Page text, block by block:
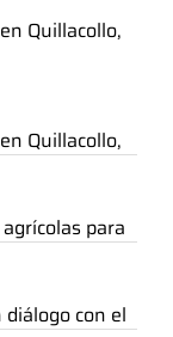
Quillacollo,
Quillacollo,
para
con el